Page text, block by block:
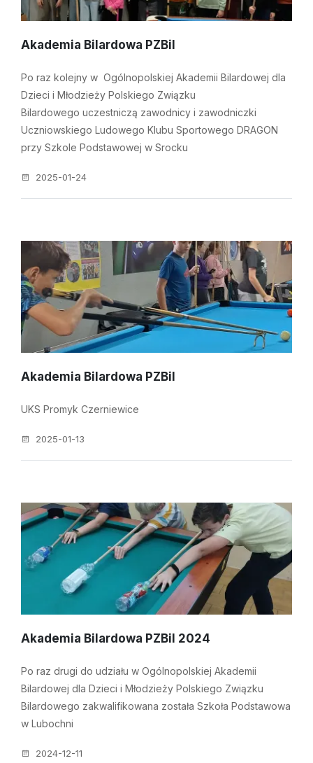
Akademia Bilardowa PZBil
Po raz kolejny w Ogólnopolskiej Akademii Bilardowej dla
Dzieci i Młodzieży Polskiego Związku
Bilardowego uczestniczą zawodnicy i zawodniczki
Uczniowskiego Ludowego Klubu Sportowego DRAGON
przy Szkole Podstawowej w Srocku
2025-01-24
Akademia Bilardowa PZBil
UKS Promyk Czerniewice
2025-01-13
Akademia Bilardowa PZBil 2024
Po raz drugi do udziału w Ogólnopolskiej Akademii
Bilardowej dla Dzieci i Młodzieży Polskiego Związku
Bilardowego zakwalifikowana została Szkoła Podstawowa
w Lubochni
2024-12-11